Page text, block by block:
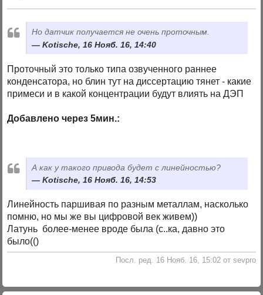
Но датчик получается не очень проточным.
Kotische, 16 Нояб. 16, 14:40
Проточный это только типа озвученного раннее
конденсатора, но блин тут на диссертацию тянет - какие
примеси и в какой концентрации будут влиять на ДЭП
Добавлено через 5мин.:
А как у такого привода будет с линейностью?
Kotische, 16 Нояб. 16, 14:53
Линейность паршивая по разным металлам, насколько
помню, но мы же вы цифровой век живем))
Латунь более-менее вроде была (с..ка, давно это
было(()
Посл. ред. 16 Нояб. 16, 15:02 от sevpro